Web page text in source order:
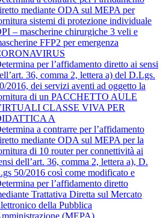
mediante ODA sul MEPA per
sistemi di protezione individuale
– mascherine chirurgiche 3 veli e
FFP2 per emergenza
per l’affidamento diretto ai sensi
36, comma 2, lettera a) del D.Lgs.
2016, dei servizi aventi ad oggetto la
di un PACCHETTO AULE
CLASSE VIVA PER
A
a contrarre per l’affidamento
mediante ODA sul MEPA per la
di 10 router per connettività ai
dell’art. 36, comma 2, lettera a), D.
50/2016 così come modificato e
per l’affidamento diretto
Trattativa Diretta sul Mercato
della Pubblica